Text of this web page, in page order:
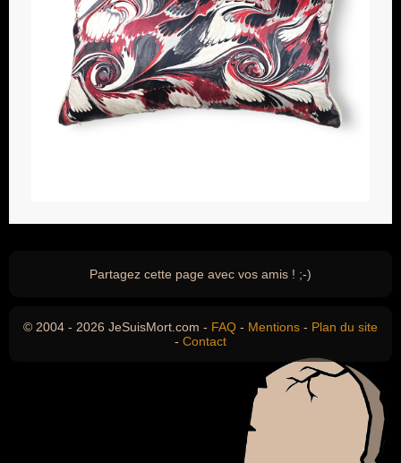
Partagez cette page avec vos amis ! ;-)
© 2004 - 2026 JeSuisMort.com - FAQ - Mentions - Plan du site
- Contact